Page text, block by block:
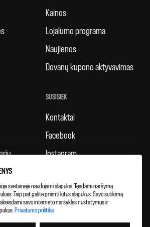
Kainos
Lojalumo programa
Naujienos
Dovanų kupono aktyvavimas
SUSISIEK
Kontaktai
Facebook
Instagram
svetainėje naudojami slapukai. Tęsdami naršymą
Taip pat galite priimti kitus slapukus. Savo sutikimą
savo interneto naršyklės nustatymus ir
Privatumo politika